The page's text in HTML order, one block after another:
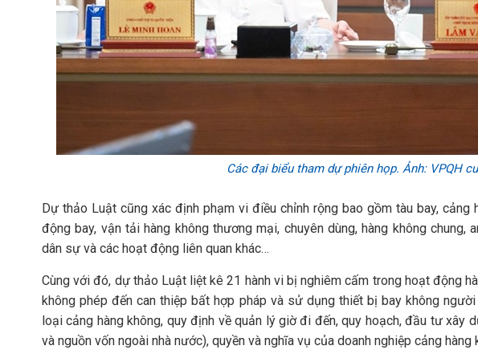
Các đại biểu tham dự phiên họp. Ảnh: VPQH
Dự thảo Luật cũng xác định phạm vi điều chỉnh rộng bao gồm tàu bay, cảng
động bay, vận tải hàng không thương mại, chuyên dùng, hàng không chung,
dân sự và các hoạt động liên quan khác…
Cùng với đó, dự thảo Luật liệt kê 21 hành vi bị nghiêm cấm trong hoạt động
không phép đến can thiệp bất hợp pháp và sử dụng thiết bị bay không
loại cảng hàng không, quy định về quản lý giờ đi đến, quy hoạch, đầu tư xây
và nguồn vốn ngoài nhà nước), quyền và nghĩa vụ của doanh nghiệp cảng hàng